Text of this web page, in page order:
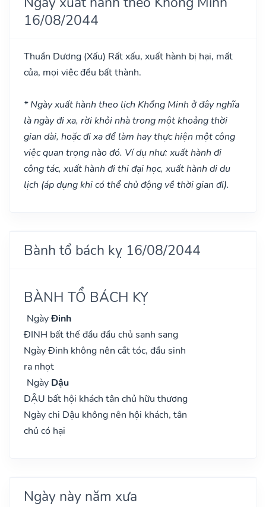
16/08/2044
Thuần Dương (Xấu) Rất xấu, xuất hành bị hại, mất
của, mọi việc đều bất thành.
* Ngày xuất hành theo lịch Khổng Minh ở đây nghĩa
là ngày đi xa, rời khỏi nhà trong một khoảng thời
gian dài, hoặc đi xa để làm hay thực hiện một công
việc quan trọng nào đó. Ví dụ như: xuất hành đi
công tác, xuất hành đi thi đại học, xuất hành di du
lịch (áp dụng khi có thể chủ động về thời gian đi).
Bành tổ bách kỵ 16/08/2044
BÀNH TỔ BÁCH KỴ
NgàyĐinh
ĐINH bất thế đầu đầu chủ sanh sang
Ngày Đinh không nên cắt tóc, đầu sinh
ra nhọt
Ngày Dậu
DẬU bất hội khách tân chủ hữu thương
Ngày chi Dậu không nên hội khách, tân
chủ có hại
Ngày này năm xưa